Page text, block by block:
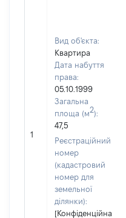
1
Вид об'єкта:
Квартира
Дата набуття
права:
05.10.1999
Загальна
площа (м2):
47,5
Реєстраційний
номер
(кадастровий
номер для
земельної
ділянки):
[Конфіденційна